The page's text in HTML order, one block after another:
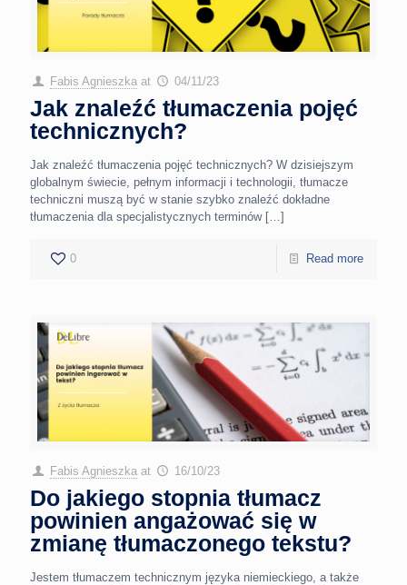
Fabis Agnieszka at 04/11/23
Jak znaleźć tłumaczenia pojęć
technicznych?
Jak znaleźć tłumaczenia pojęć technicznych? W dzisiejszym
globalnym świecie, pełnym informacji i technologii, tłumacze
techniczni muszą być w stanie szybko znaleźć dokładne
tłumaczenia dla specjalistycznych terminów[…]
0 Read more
Fabis Agnieszka at 16/10/23
Do jakiego stopnia tłumacz
powinien angażować się w
zmianę tłumaczonego tekstu?
Jestem tłumaczem technicznym języka niemieckiego, a także